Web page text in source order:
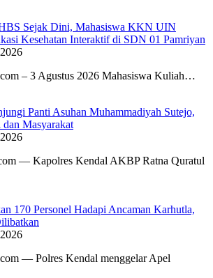
Sejak Dini, Mahasiswa KKN UIN
Kesehatan Interaktif di SDN 01 Pamriyan
– 3 Agustus 2026 Mahasiswa Kuliah…
Panti Asuhan Muhammadiyah Sutejo,
Masyarakat
— Kapolres Kendal AKBP Ratna Quratul
170 Personel Hadapi Ancaman Karhutla,
— Polres Kendal menggelar Apel